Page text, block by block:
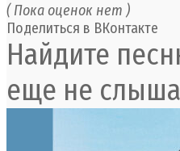
( Пока оценок нет )
Поделиться в ВКонтакте
Найдите
еще не